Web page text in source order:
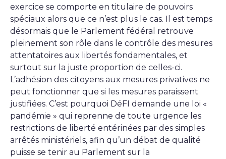
exercice se comporte en titulaire de pouvoirs
spéciaux alors que ce n’est plus le cas. Il est temps
désormais que le Parlement fédéral retrouve
pleinement son rôle dans le contrôle des mesures
attentatoires aux libertés fondamentales, et
surtout sur la juste proportion de celles-ci.
L’adhésion des citoyens aux mesures privatives ne
peut fonctionner que si les mesures paraissent
justifiées. C’est pourquoi DéFI demande une loi «
pandémie » qui reprenne de toute urgence les
restrictions de liberté entérinées par des simples
arrêtés ministériels, afin qu’un débat de qualité
puisse se tenir au Parlement sur la